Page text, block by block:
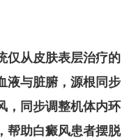
仅从皮肤表层治疗的
液与脏腑，源根同步
，同步调整机体内环
帮助白癜风患者摆脱